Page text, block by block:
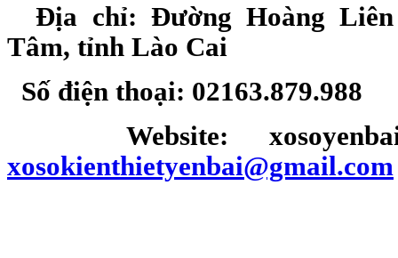
Địa chỉ: Đường Hoàng Liên
Tâm, tỉnh Lào Cai
Số điện thoại: 02163.879.988
Website:
xosokienthietyenbai@gmail.com